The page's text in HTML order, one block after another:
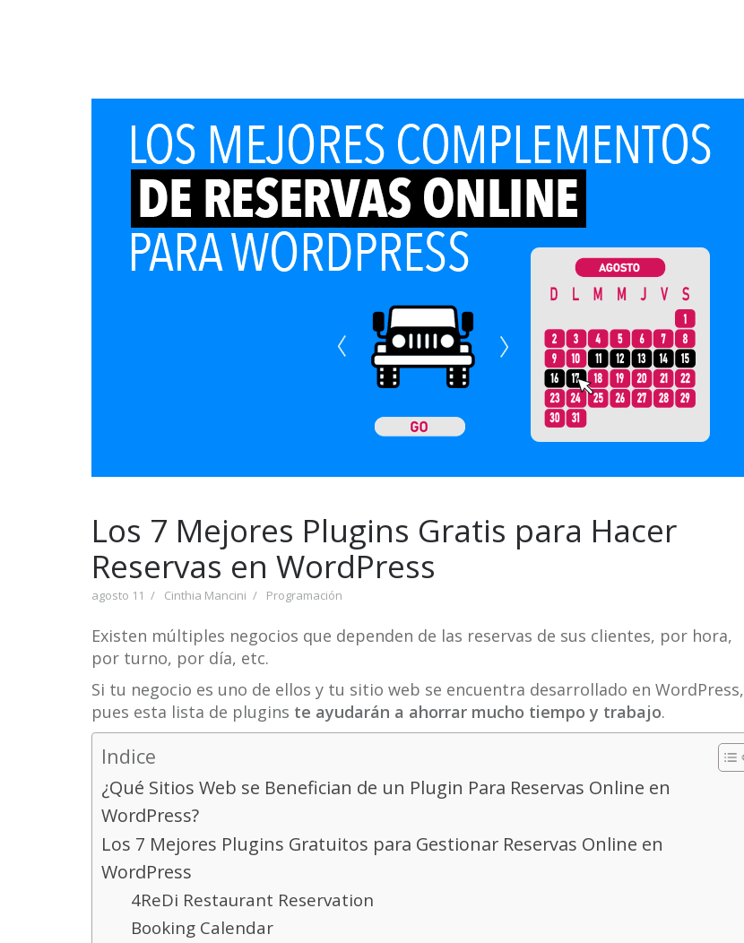
Los 7 Mejores Plugins Gratis para Hacer
Reservas en WordPress
agosto 11 Cinthia Mancini Programación
Existen múltiples negocios que dependen de las reservas de sus clientes, por hora,
por turno, por día, etc.
Si tu negocio es uno de ellos y tu sitio web se encuentra desarrollado en WordPress,
pues esta lista de plugins te ayudarán a ahorrar mucho tiempo y trabajo.
Indice
¿Qué Sitios Web se Benefician de un Plugin Para Reservas Online en
WordPress?
Los 7 Mejores Plugins Gratuitos para Gestionar Reservas Online en
WordPress
4ReDi Restaurant Reservation
Booking Calendar